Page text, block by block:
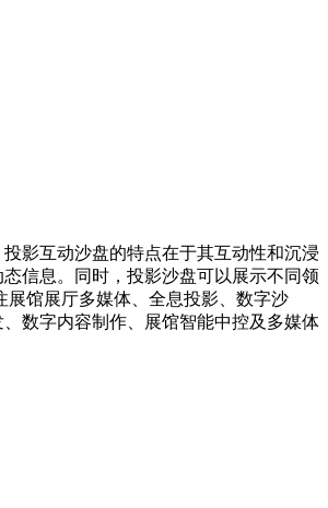
影互动沙盘的特点在于其互动性和沉浸
信息。同时，投影沙盘可以展示不同领
馆展厅多媒体、全息投影、数字沙
数字内容制作、展馆智能中控及多媒体